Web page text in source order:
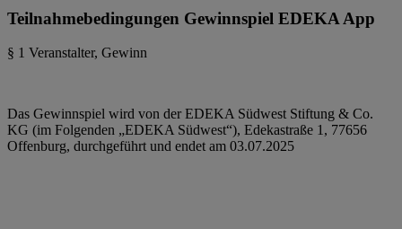
Teilnahmebedingungen Gewinnspiel EDEKA App
§ 1 Veranstalter, Gewinn
Das Gewinnspiel wird von der EDEKA Südwest Stiftung & Co.
KG (im Folgenden „EDEKA Südwest“), Edekastraße 1, 77656
Offenburg, durchgeführt und endet am 03.07.2025